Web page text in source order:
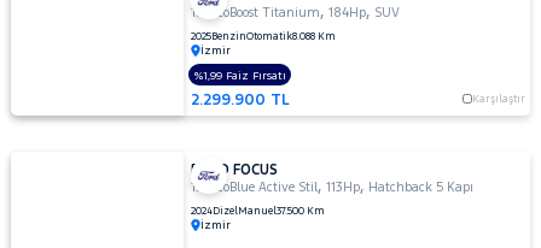
1.5 EcoBoost Titanium,184Hp, SUV
2025BenzinOtomatik8.088 Km
İzmir
2.299.900 TL Karşılaştır
%1,99 Faiz Fırsatı
FORD FOCUS
1.5 EcoBlue Active Stil,113Hp, Hatchback 5 Kapı
2024DizelManuel37.500 Km
İzmir